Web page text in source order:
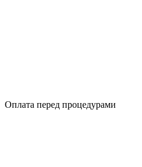
Оплата перед процедурами